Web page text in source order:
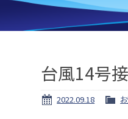
台風14号接
2022.09.18